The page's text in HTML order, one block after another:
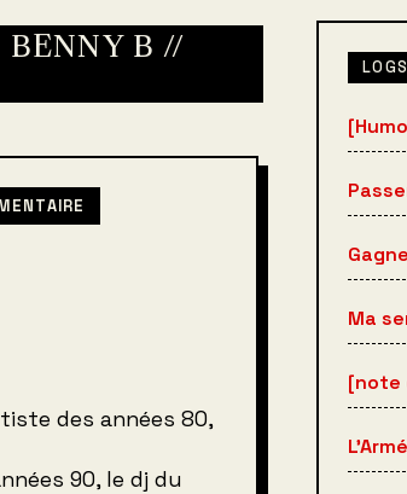
BENNY B //
des années 80,
90, le dj du
Ma
[note